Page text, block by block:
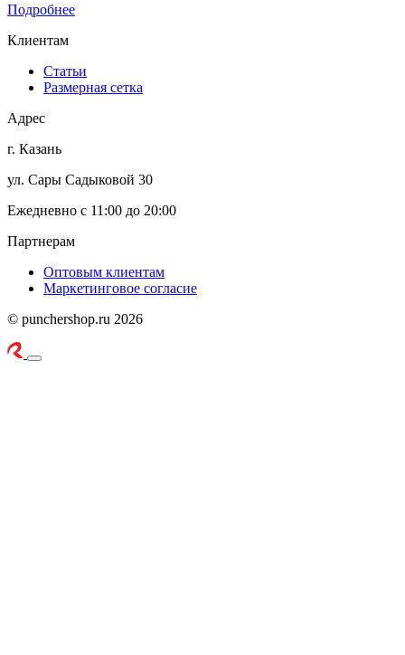
Подробнее
Клиентам
Статьи
Размерная сетка
Адрес
г. Казань
ул. Сары Садыковой 30
Ежедневно с 11:00 до 20:00
Партнерам
Оптовым клиентам
Маркетинговое согласие
© punchershop.ru 2026